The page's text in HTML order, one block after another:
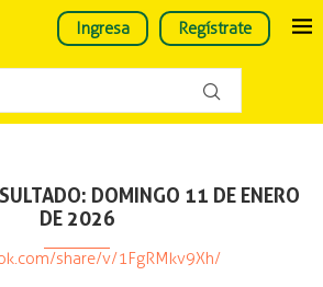
Ingresa Regístrate
DOMINGO 11 DE ENERO
DE 2026
share/v/1FgRMkv9Xh/